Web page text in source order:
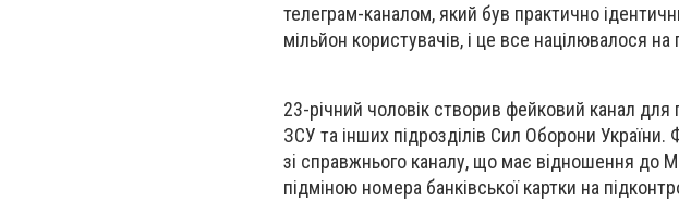
телеграм-каналом, який був практично
мільйон користувачів, і це все націлювалося
23-річний чоловік створив фейковий канал для
ЗСУ та інших підрозділів Сил Оборони
зі справжнього каналу, що має відношення до
підміною номера банківської картки на